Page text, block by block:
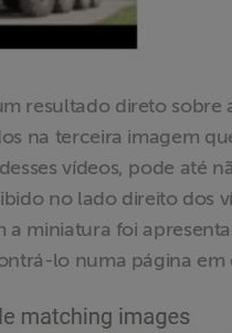
resultado direto
na terceira imagem
vídeos, pode até
no lado direito dos
miniatura foi
lo numa página em